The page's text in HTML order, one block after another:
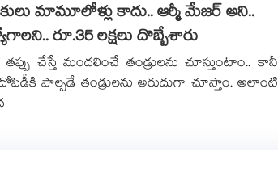
మామూలోళ్లు కాదు.. ఆర్మీ మేజర్ అని..
రూ.35 లక్షలు దొబ్బేశారు
చేస్తే మందలించే తండ్రులను చూస్తుంటాం.. కానీ
పాల్పడే తండ్రులను అరుదుగా చూస్తాం. అలాంటి